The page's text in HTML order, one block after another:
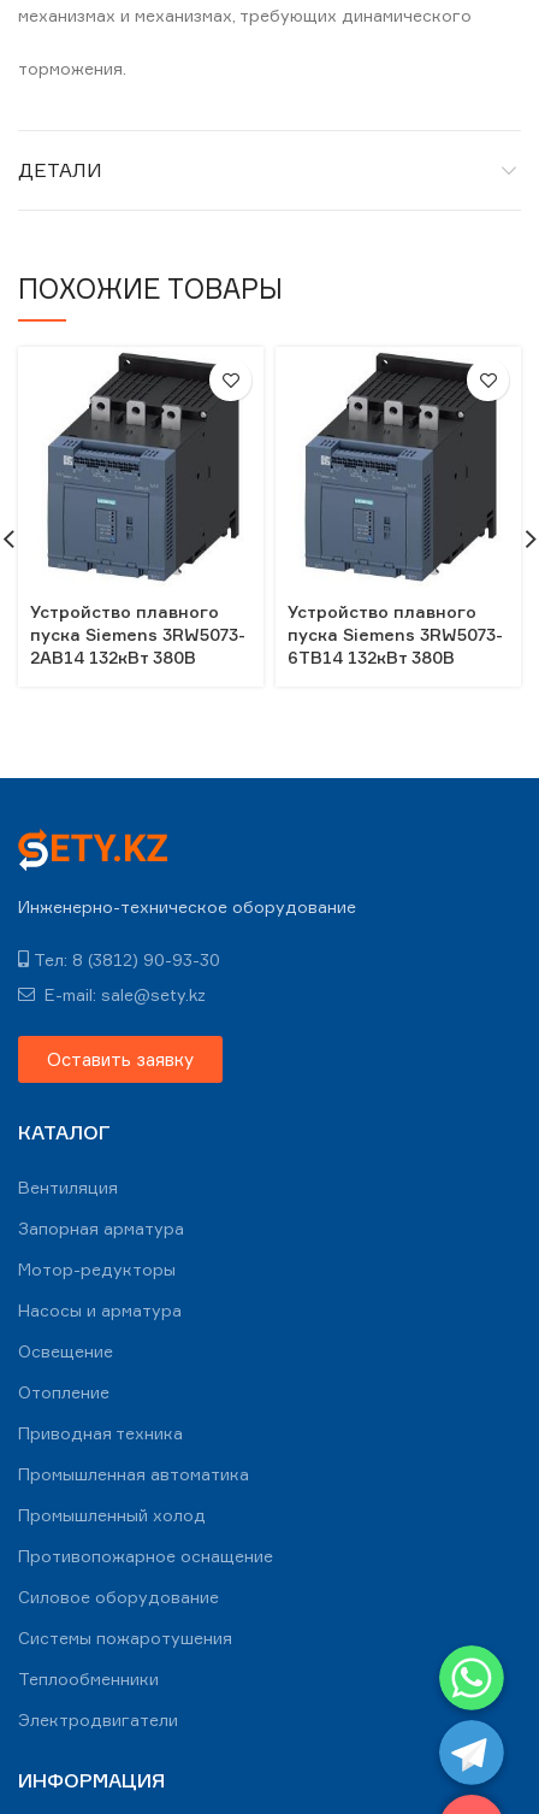
механизмах и механизмах, требующих динамического
торможения.
ДЕТАЛИ
ПОХОЖИЕ ТОВАРЫ
Устройство плавного
пуска Siemens 3RW5073-
2AB14 132кВт 380В
Устройство плавного
пуска Siemens 3RW5073-
6TB14 132кВт 380В
Инженерно-техническое оборудование
Тел: 8 (3812) 90-93-30
E-mail: sale@sety.kz
Оставить заявку
КАТАЛОГ
Вентиляция
Запорная арматура
Мотор-редукторы
Насосы и арматура
Освещение
Отопление
Приводная техника
Промышленная автоматика
Промышленный холод
Противопожарное оснащение
Силовое оборудование
Системы пожаротушения
Теплообменники
Электродвигатели
ИНФОРМАЦИЯ
WhatsApp
Telegram